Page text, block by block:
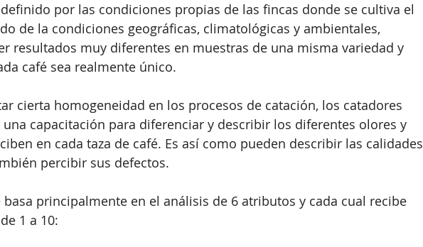
por las condiciones propias de las fincas donde se cultiva el
de la condiciones geográficas, climatológicas y ambientales,
resultados muy diferentes en muestras de una misma variedad y
café sea realmente único.
cierta homogeneidad en los procesos de catación, los catadores
una capacitación para diferenciar y describir los diferentes olores y
en cada taza de café. Es así como pueden describir las calidades
percibir sus defectos.
basa principalmente en el análisis de 6 atributos y cada cual recibe
1 a 10: